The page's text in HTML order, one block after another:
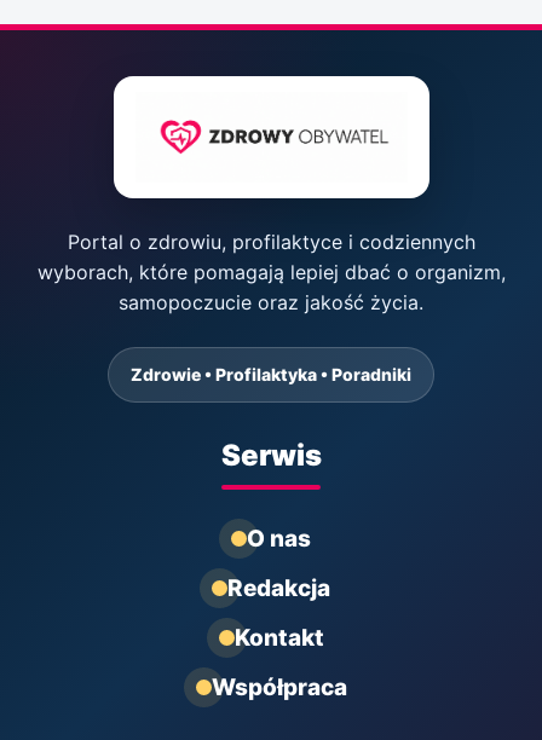
Portal o zdrowiu, profilaktyce i codziennych
wyborach, które pomagają lepiej dbać o organizm,
samopoczucie oraz jakość życia.
Zdrowie • Profilaktyka • Poradniki
Serwis
O nas
Redakcja
Kontakt
Współpraca